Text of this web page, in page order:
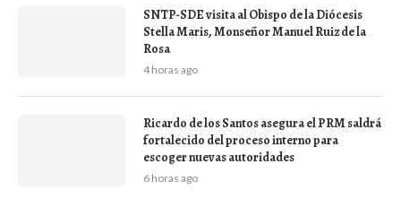
SNTP-SDE visita al Obispo de la Diócesis
Stella Maris, Monseñor Manuel Ruiz de la
Rosa
4 horas ago
Ricardo de los Santos asegura el PRM saldrá
fortalecido del proceso interno para
escoger nuevas autoridades
6 horas ago